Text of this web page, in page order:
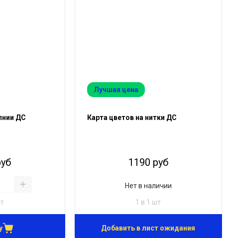
ДС
Лучшая цена
Карта цветов на нитки ДС
1190 руб
Нет в наличии
1 в 1 шт
Добавить в лист ожидания